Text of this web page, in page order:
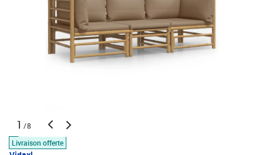
1 /8
Livraison offerte